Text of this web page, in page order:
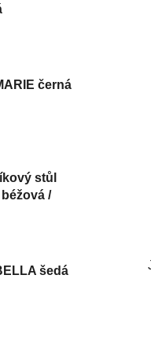
černá
stůl
béžová /
šedá